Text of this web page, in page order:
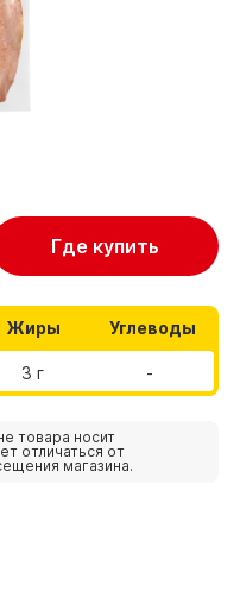
Где купить
Жиры Углеводы
3 г -
товара носит
отличаться от
магазина.